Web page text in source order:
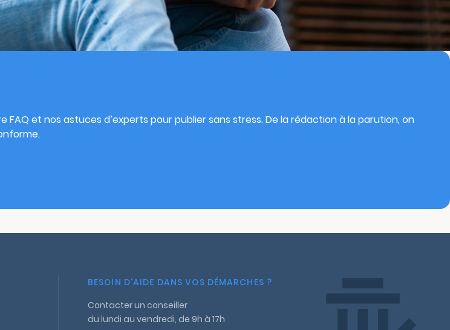
FAQ et nos astuces d’experts pour publier sans stress. De la rédaction à la parution, on
BESOIN D'AIDE DANS VOS DÉMARCHES ?
Contacter un conseiller
du lundi au vendredi, de 9h à 17h